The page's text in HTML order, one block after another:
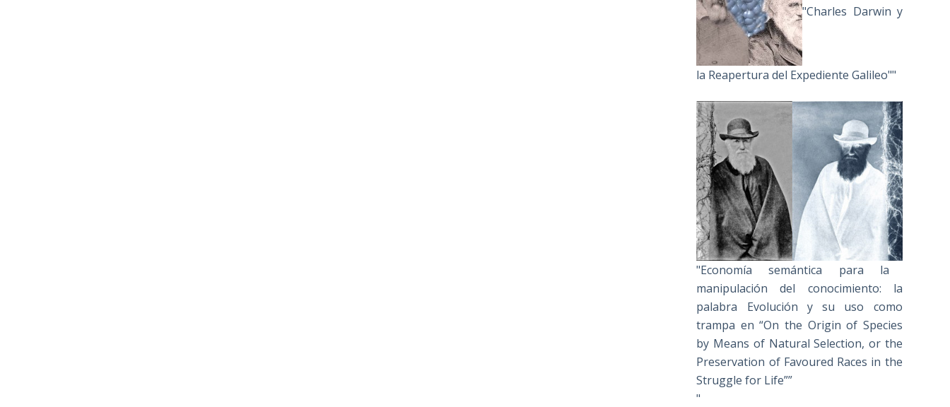
"Charles Darwin y
la Reapertura del Expediente Galileo""
"Economía semántica para la
manipulación del conocimiento: la
palabra Evolución y su uso como
trampa en “On the Origin of Species
by Means of Natural Selection, or the
Preservation of Favoured Races in the
Struggle for Life””
"